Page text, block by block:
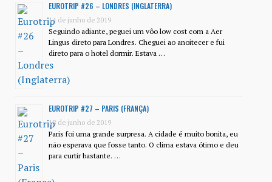
EUROTRIP #26 – LONDRES (INGLATERRA)
14 de junho de 2019
Seguindo adiante, peguei um vôo low cost com a Aer
Lingus direto para Londres. Cheguei ao anoitecer e fui
direto para o hotel dormir. Estava …
EUROTRIP #27 – PARIS (FRANÇA)
18 de junho de 2019
Paris foi uma grande surpresa. A cidade é muito bonita, eu
não esperava que fosse tanto. O clima estava ótimo e deu
para curtir bastante. …